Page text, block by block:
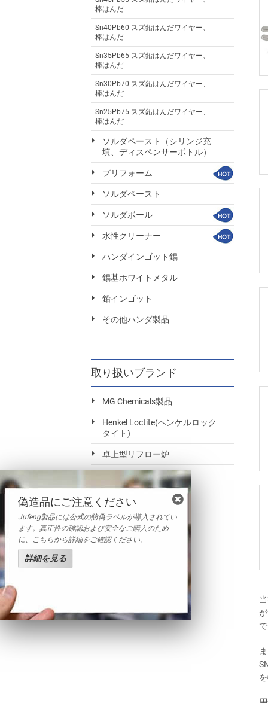
棒はんだ
Sn40Pb60 スズ鉛はんだワイヤー、
棒はんだ
Sn35Pb65 スズ鉛はんだワイヤー、
棒はんだ
Sn30Pb70 スズ鉛はんだワイヤー、
棒はんだ
Sn25Pb75 スズ鉛はんだワイヤー、
棒はんだ
ソルダペースト（シリンジ充
填、ディスペンサーボトル）
プリフォーム
ソルダペースト
ソルダボール
水性クリーナー
ハンダインゴット錫
錫基ホワイトメタル
鉛インゴット
その他ハンダ製品
取り扱いブランド
MG Chemicals製品
Henkel Loctite(ヘンケルロック
タイト)
卓上型リフロー炉
偽造品にご注意ください
Jufeng製品には公式の防偽ラベルが導入されてい
ます。真正性の確認および安全なご購入のため
に、こちらから詳細をご確認ください。
詳細を見る